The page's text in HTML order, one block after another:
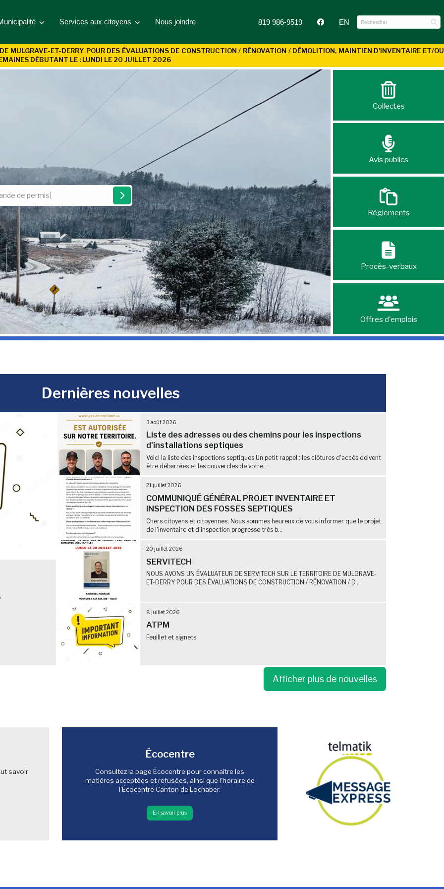
Services aux citoyens Nous joindre 819 986-9519 EN
MULGRAVE-ET-DERRY POUR DES ÉVALUATIONS DE CONSTRUCTION / RÉNOVATION / DÉMOLITION, MAINTIEN D'INVENTAIRE ET/OU
DÉBUTANT LE : LUNDI LE 20 JUILLET 2026
Collectes
Avis publics
Règlements
Procès-verbaux
Offres d'emplois
Dernières nouvelles
3 août 2026
Liste des adresses ou des chemins pour les inspections
d'installations septiques
Voici la liste des inspections septiques Un petit rappel : les clôtures d'accès doivent
être débarrées et les couvercles de votre...
21 juillet 2026
COMMUNIQUÉ GÉNÉRAL PROJET INVENTAIRE ET
INSPECTION DES FOSSES SEPTIQUES
Chers citoyens et citoyennes, Nous sommes heureux de vous informer que le projet
de l'inventaire et d'inspection progresse très b...
20 juillet 2026
SERVITECH
NOUS AVONS UN ÉVALUATEUR DE SERVITECH SUR LE TERRITOIRE DE MULGRAVE-
ET-DERRY POUR DES ÉVALUATIONS DE CONSTRUCTION / RÉNOVATION / D...
8 juillet 2026
ATPM
Feuillet et signets
Afficher plus de nouvelles
savoir
Écocentre
Consultez la page Écocentre pour connaître les
matières acceptées et refusées, ainsi que l'horaire de
l'Écocentre Canton de Lochaber.
En savoir plus